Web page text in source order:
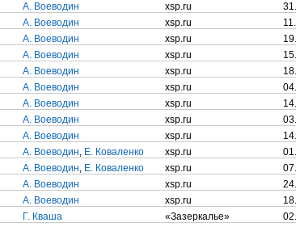
А. Воеводин xsp.ru
А. Воеводин xsp.ru
А. Воеводин xsp.ru
А. Воеводин xsp.ru
А. Воеводин xsp.ru
А. Воеводин xsp.ru
А. Воеводин xsp.ru
А. Воеводин xsp.ru
А. Воеводин xsp.ru
А. Воеводин, Е. Коваленко xsp.ru
А. Воеводин, Е. Коваленко xsp.ru
А. Воеводин xsp.ru
А. Воеводин xsp.ru
Г. Кваша «Зазеркалье»